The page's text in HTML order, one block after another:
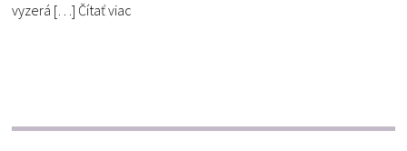
vyzerá […]Čítať viac